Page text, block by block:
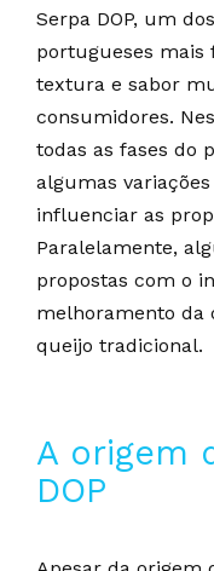
Serpa DOP, um
portugueses mais
textura e sabor
consumidores.
todas as fases do
algumas
influenciar as
Paralelamente,
propostas com o
melhoramento da
queijo tradicional.
A origem
DOP